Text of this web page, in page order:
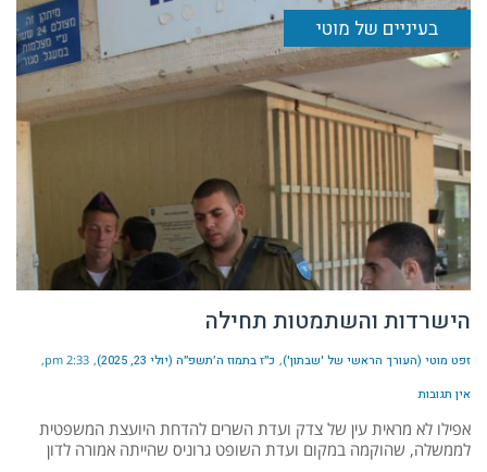
בעיניים של מוטי
הישרדות והשתמטות תחילה
זפט מוטי (העורך הראשי של 'שבתון') כ״ז בתמוז ה׳תשפ״ה (יולי 23, 2025) 2:33 pm
אין תגובות
אפילו לא מראית עין של צדק ועדת השרים להדחת היועצת המשפטית
לממשלה, שהוקמה במקום ועדת השופט גרוניס שהייתה אמורה לדון